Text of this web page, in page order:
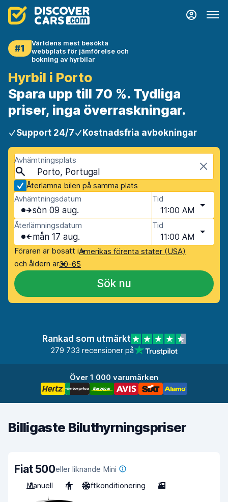
#1
Världens mest besökta
webbplats för jämförelse och
bokning av hyrbilar
Hyrbil i Porto
Spara upp till 70 %. Tydliga
priser, inga överraskningar.
Support 24/7 Kostnadsfria avbokningar
Avhämtningsplats
Porto, Portugal
Återlämna bilen på samma plats
Avhämtningsdatum
sön 09 aug.
Tid
11:00 AM
Återlämningsdatum
mån 17 aug.
Tid
11:00 AM
Föraren är bosatt iAmerikas förenta stater (USA)
och åldern är30-65
Sök nu
Rankad som utmärkt
279 733 recensioner på
Över 1 000 varumärken
Billigaste Biluthyrningspriser
Fiat 500eller liknande Mini
Manuell
4 Luftkonditionering 3